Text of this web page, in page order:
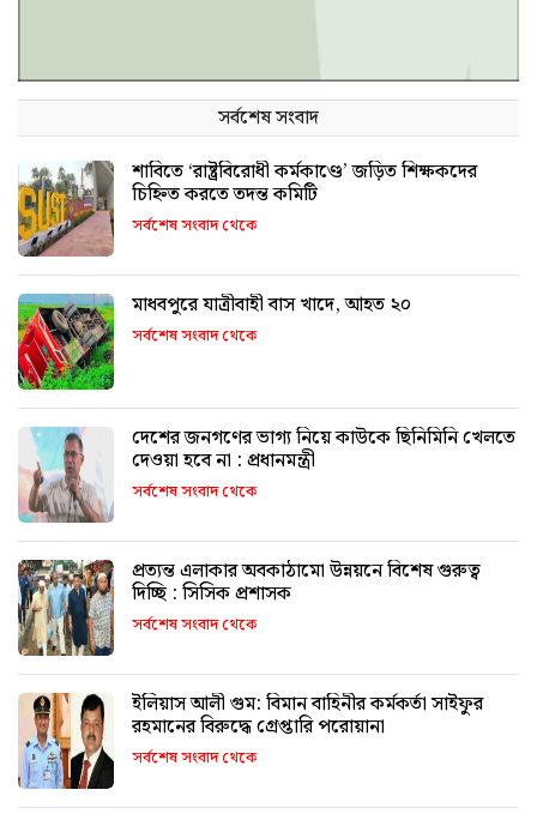
সর্বশেষ সংবাদ
শাবিতে ‘রাষ্ট্রবিরোধী কর্মকাণ্ডে’ জড়িত শিক্ষকদের
চিহ্নিত করতে তদন্ত কমিটি
সর্বশেষ সংবাদ থেকে
মাধবপুরে যাত্রীবাহী বাস খাদে, আহত ২০
সর্বশেষ সংবাদ থেকে
দেশের জনগণের ভাগ্য নিয়ে কাউকে ছিনিমিনি খেলতে
দেওয়া হবে না : প্রধানমন্ত্রী
সর্বশেষ সংবাদ থেকে
প্রত্যন্ত এলাকার অবকাঠামো উন্নয়নে বিশেষ গুরুত্ব
দিচ্ছি : সিসিক প্রশাসক
সর্বশেষ সংবাদ থেকে
ইলিয়াস আলী গুম: বিমান বাহিনীর কর্মকর্তা সাইফুর
রহমানের বিরুদ্ধে গ্রেপ্তারি পরোয়ানা
সর্বশেষ সংবাদ থেকে